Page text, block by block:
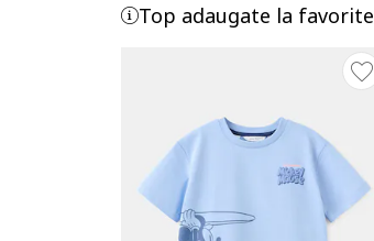
Top adaugate la favorite